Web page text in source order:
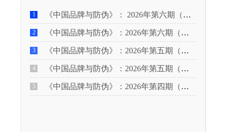
1 《中国品牌与防伪》： 2026年第六期（下）
2 《中国品牌与防伪》：2026年第六期（上）
3 《中国品牌与防伪》：2026年第五期（下）
4 《中国品牌与防伪》：2026年第五期（上）
5 《中国品牌与防伪》：2026年第四期（下）